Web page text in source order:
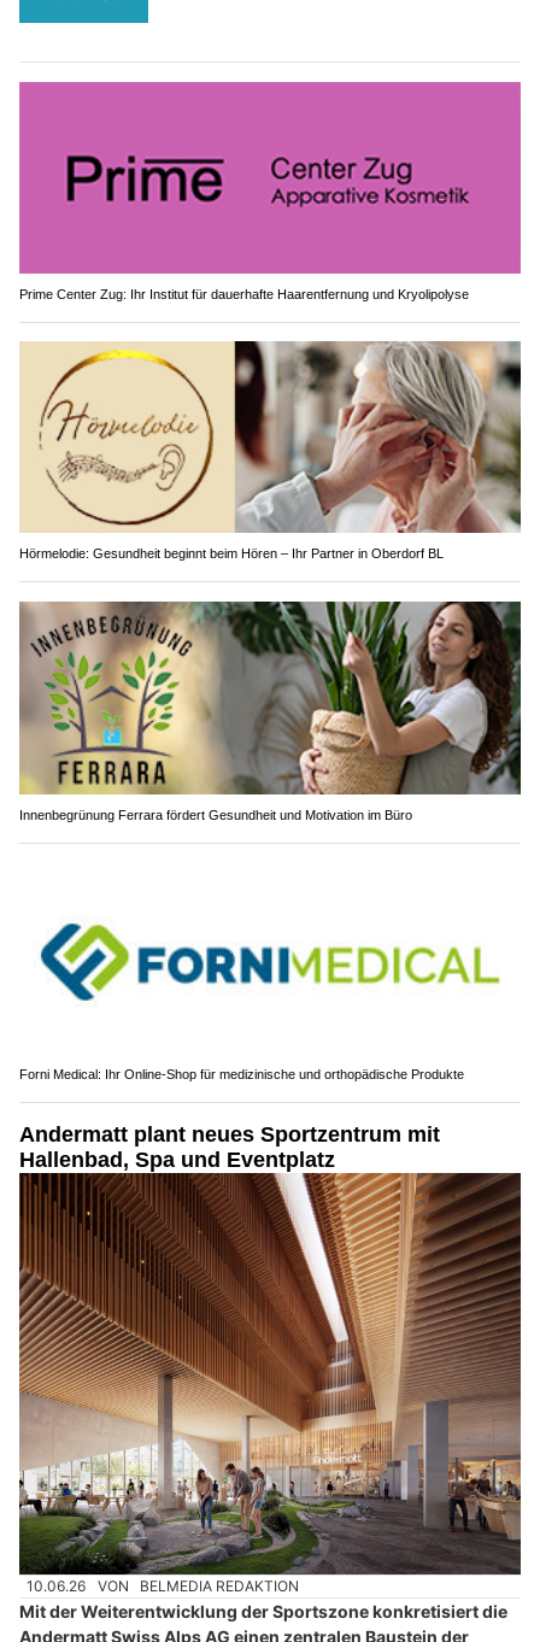
Prime Center Zug: Ihr Institut für dauerhafte Haarentfernung und Kryolipolyse
Hörmelodie: Gesundheit beginnt beim Hören – Ihr Partner in Oberdorf BL
Innenbegrünung Ferrara fördert Gesundheit und Motivation im Büro
Forni Medical: Ihr Online-Shop für medizinische und orthopädische Produkte
Andermatt plant neues Sportzentrum mit
Hallenbad, Spa und Eventplatz
10.06.26 VON BELMEDIA REDAKTION
Mit der Weiterentwicklung der Sportszone konkretisiert die
Andermatt Swiss Alps AG einen zentralen Baustein der